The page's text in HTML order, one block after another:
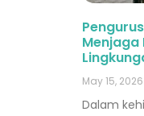
Menjaga
May 15, 2026
Dalam